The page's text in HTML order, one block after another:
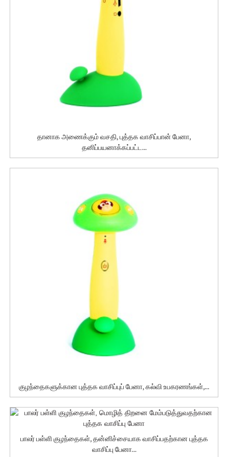
தானாக அணைக்கும் வசதி, புத்தக வாசிப்பான் பேனா,
தனிப்பயனாக்கப்பட்ட...
குழந்தைகளுக்கான புத்தக வாசிப்புப் பேனா, கல்வி உபகரணங்கள்,...
பாலர் பள்ளி குழந்தைகள், தன்னிச்சையாக வாசிப்பதற்கான புத்தக
வாசிப்பு பேனா...